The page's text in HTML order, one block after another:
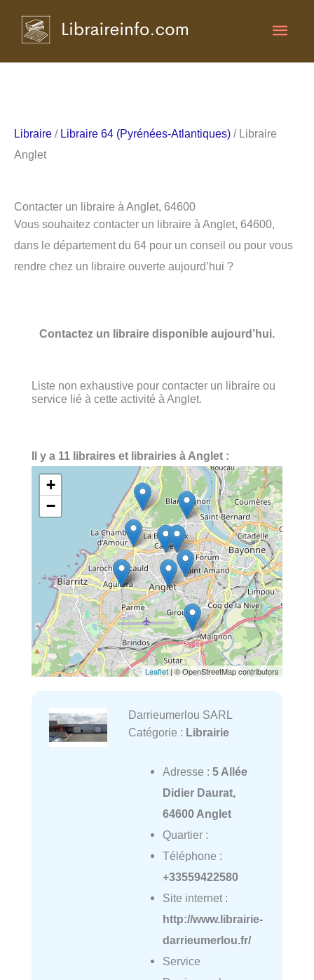
Libraire / Libraire 64 (Pyrénées-Atlantiques) / Libraire
Anglet
Contacter un libraire à Anglet, 64600
Vous souhaitez contacter un libraire à Anglet, 64600,
dans le département du 64 pour un conseil ou pour vous
rendre chez un libraire ouverte aujourd’hui ?
Contactez un libraire disponible aujourd’hui.
Liste non exhaustive pour contacter un libraire ou
service lié à cette activité à Anglet.
Il y a 11 libraires et librairies à Anglet :
+
−
Leaflet | © OpenStreetMap contributors
Darrieumerlou SARL
Catégorie : Librairie
Adresse : 5 Allée
Didier Daurat,
64600 Anglet
Quartier :
Téléphone :
+33559422580
Site internet :
http://www.librairie-
darrieumerlou.fr/
Service